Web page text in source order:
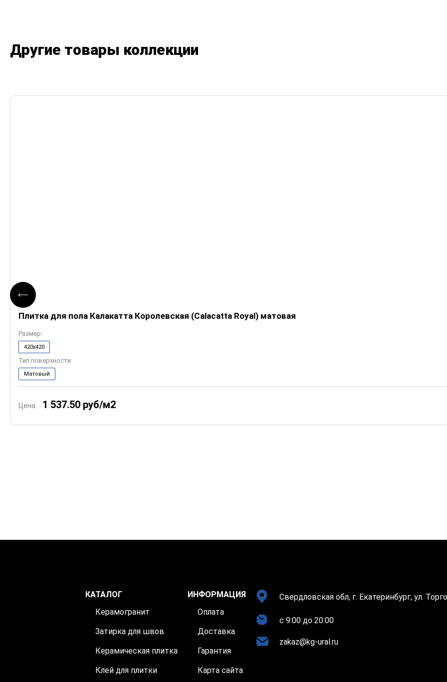
Другие товары коллекции
Плитка для пола Калакатта Королевская (Calacatta Royal) матовая
Цена: 1 537.50 руб/м2
Размер:
420х420
Тип поверхности:
Матовый
КАТАЛОГ
Керамогранит
Затирка для швов
Керамическая плитка
Клей для плитки
ИНФОРМАЦИЯ
Оплата
Доставка
Гарантия
Карта сайта
Свердловская обл, г. Екатеринбург, ул.
c 9:00 до 20:00
zakaz@kg-ural.ru